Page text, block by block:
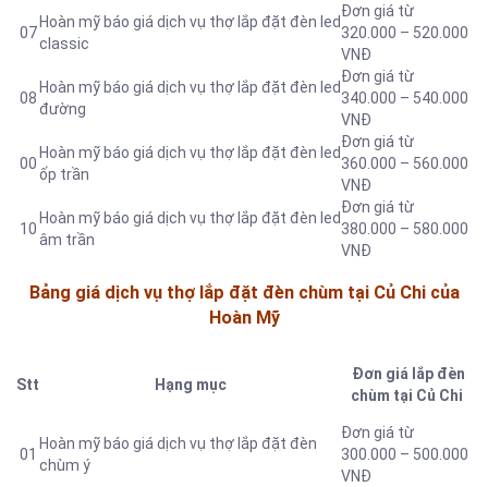
07
Hoàn mỹ báo giá dịch vụ thợ lắp đặt đèn led
classic
Đơn giá từ
320.000 – 520.000
VNĐ
08
Hoàn mỹ báo giá dịch vụ thợ lắp đặt đèn led
đường
Đơn giá từ
340.000 – 540.000
VNĐ
00
Hoàn mỹ báo giá dịch vụ thợ lắp đặt đèn led
ốp trần
Đơn giá từ
360.000 – 560.000
VNĐ
10
Hoàn mỹ báo giá dịch vụ thợ lắp đặt đèn led
âm trần
Đơn giá từ
380.000 – 580.000
VNĐ
Bảng giá dịch vụ thợ lắp đặt đèn chùm tại Củ Chi của
Hoàn Mỹ
Stt Hạng mục
Đơn giá lắp đèn
chùm tại Củ Chi
01
Hoàn mỹ báo giá dịch vụ thợ lắp đặt đèn
chùm ý
Đơn giá từ
300.000 – 500.000
VNĐ